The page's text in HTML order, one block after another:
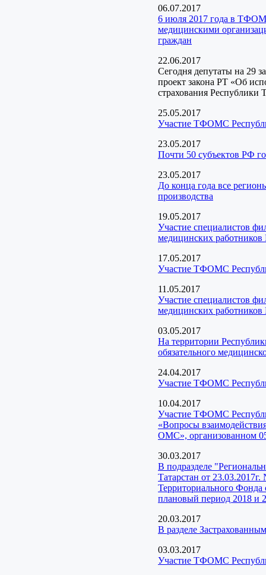
06.07.2017
6 июля 2017 года в
медицинскими
граждан
22.06.2017
Сегодня депутаты на 29
проект закона РТ «Об
страхования Республики
25.05.2017
Участие ТФОМС
23.05.2017
Почти 50 субъектов РФ
23.05.2017
До конца года все
производства
19.05.2017
Участие специалистов
медицинских
17.05.2017
Участие ТФОМС
11.05.2017
Участие специалистов
медицинских работников
03.05.2017
На территории
обязательного
24.04.2017
Участие ТФОМС
10.04.2017
Участие ТФОМС
«Вопросы
ОМС», организованном
30.03.2017
В подразделе
Татарстан от
Территориального Фонда
плановый период 2018 и
20.03.2017
В разделе
03.03.2017
Участие ТФОМС